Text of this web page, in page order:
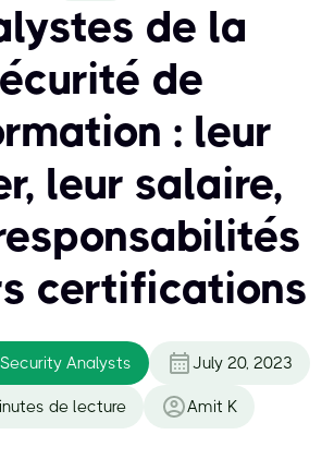
de la
de
: leur
leur salaire,
certifications
Analysts July 20, 2023
de lecture Amit K